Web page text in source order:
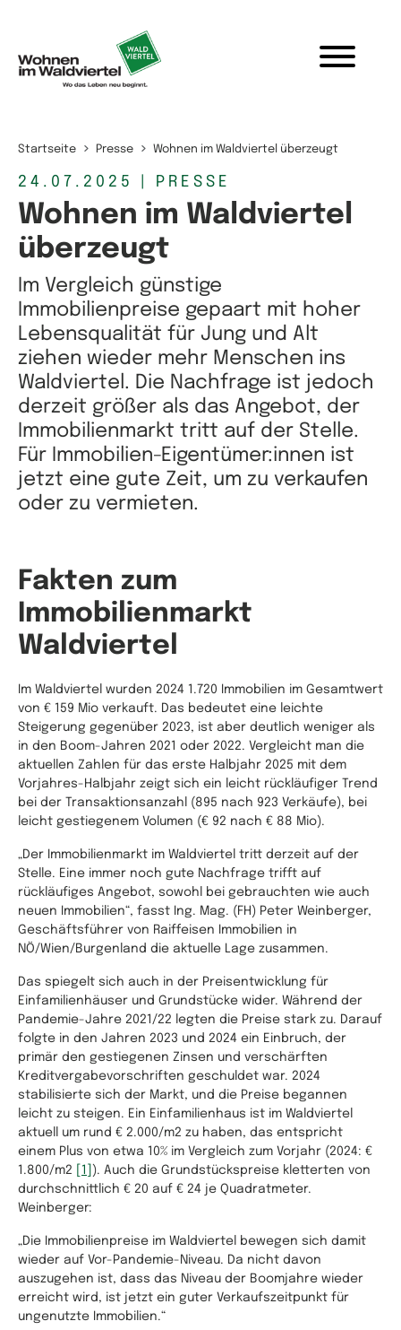
Startseite Presse Wohnen im Waldviertel überzeugt
24.07.2025 | PRESSE
Wohnen im Waldviertel
überzeugt
Im Vergleich günstige
Immobilienpreise gepaart mit hoher
Lebensqualität für Jung und Alt
ziehen wieder mehr Menschen ins
Waldviertel. Die Nachfrage ist jedoch
derzeit größer als das Angebot, der
Immobilienmarkt tritt auf der Stelle.
Für Immobilien-Eigentümer:innen ist
jetzt eine gute Zeit, um zu verkaufen
oder zu vermieten.
Fakten zum
Immobilienmarkt
Waldviertel
Im Waldviertel wurden 2024 1.720 Immobilien im Gesamtwert
von € 159 Mio verkauft. Das bedeutet eine leichte
Steigerung gegenüber 2023, ist aber deutlich weniger als
in den Boom-Jahren 2021 oder 2022. Vergleicht man die
aktuellen Zahlen für das erste Halbjahr 2025 mit dem
Vorjahres-Halbjahr zeigt sich ein leicht rückläufiger Trend
bei der Transaktionsanzahl (895 nach 923 Verkäufe), bei
leicht gestiegenem Volumen (€ 92 nach € 88 Mio).
„Der Immobilienmarkt im Waldviertel tritt derzeit auf der
Stelle. Eine immer noch gute Nachfrage trifft auf
rückläufiges Angebot, sowohl bei gebrauchten wie auch
neuen Immobilien“, fasst Ing. Mag. (FH) Peter Weinberger,
Geschäftsführer von Raiffeisen Immobilien in
NÖ/Wien/Burgenland die aktuelle Lage zusammen.
Das spiegelt sich auch in der Preisentwicklung für
Einfamilienhäuser und Grundstücke wider. Während der
Pandemie-Jahre 2021/22 legten die Preise stark zu. Darauf
folgte in den Jahren 2023 und 2024 ein Einbruch, der
primär den gestiegenen Zinsen und verschärften
Kreditvergabevorschriften geschuldet war. 2024
stabilisierte sich der Markt, und die Preise begannen
leicht zu steigen. Ein Einfamilienhaus ist im Waldviertel
aktuell um rund € 2.000/m2 zu haben, das entspricht
einem Plus von etwa 10% im Vergleich zum Vorjahr (2024: €
1.800/m2
[1]
). Auch die Grundstückspreise kletterten von
durchschnittlich € 20 auf € 24 je Quadratmeter.
Weinberger:
„Die Immobilienpreise im Waldviertel bewegen sich damit
wieder auf Vor-Pandemie-Niveau. Da nicht davon
auszugehen ist, dass das Niveau der Boomjahre wieder
erreicht wird, ist jetzt ein guter Verkaufszeitpunkt für
ungenutzte Immobilien.“